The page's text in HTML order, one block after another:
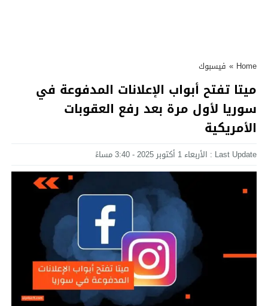
Home
» فيسبوك
ميتا تفتح أبواب الإعلانات المدفوعة في
سوريا لأول مرة بعد رفع العقوبات
الأمريكية
Last Update : الأربعاء 1 أكتوبر 2025 - 3:40 مساءً